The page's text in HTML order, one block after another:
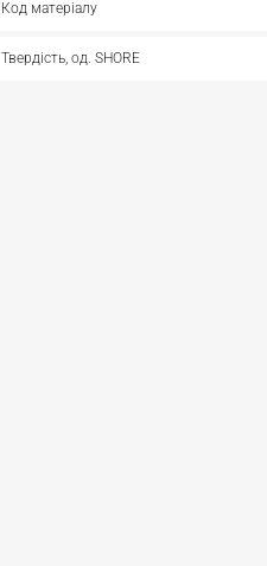
Код матеріалу
Твердість, од. SHORE